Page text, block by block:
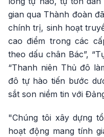
gian qua Thành đoàn
chính trị, sinh hoạt
cao điểm trong các
theo dấu chân Bác”,
“Thanh niên Thủ đô
đô tự hào tiến bước
sắt son niềm tin với
"Chúng tôi xây dựng
hoạt động mang tính